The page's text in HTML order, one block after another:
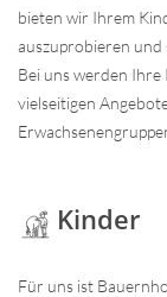
bieten wir Ihrem
auszuprobieren und
Bei uns werden
vielseitigen
Kinder
Für uns ist